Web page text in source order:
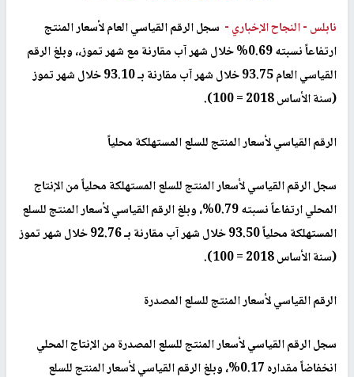
نابلس -النجاح الإخباري - سجل الرقم القياسي العام لأسعار المنتج
ارتفاعاً نسبته 0.69% خلال شهر آب مقارنة مع شهر تموز،، وبلغ الرقم
القياسي العام 93.75 خلال شهر آب مقارنة بـ 93.10 خلال شهر تموز
(سنة الأساس 2018 = 100).
الرقم القياسي لأسعار المنتج للسلع المستهلكة محلياً
سجل الرقم القياسي لأسعار المنتج للسلع المستهلكة محلياً من الإنتاج
المحلي ارتفاعاً نسبته 0.79%، وبلغ الرقم القياسي لأسعار المنتج للسلع
المستهلكة محلياً 93.50 خلال شهر آب مقارنة بـ 92.76 خلال شهر تموز
(سنة الأساس 2018 = 100).
الرقم القياسي لأسعار المنتج للسلع المصدرة
سجل الرقم القياسي لأسعار المنتج للسلع المصدرة من الإنتاج المحلي
انخفاضاً مقداره 0.17%، وبلغ الرقم القياسي لأسعار المنتج للسلع